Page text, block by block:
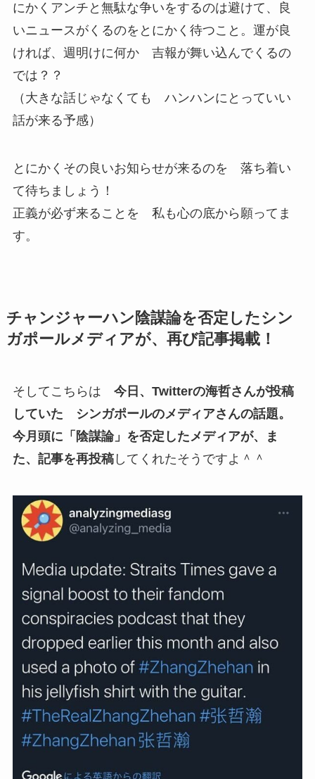
にかくアンチと無駄な争いをするのは避けて、良
いニュースがくるのをとにかく待つこと。運が良
ければ、週明けに何か 吉報が舞い込んでくるの
では？？
（大きな話じゃなくても ハンハンにとっていい
話が来る予感）
とにかくその良いお知らせが来るのを 落ち着い
て待ちましょう！
正義が必ず来ることを 私も心の底から願ってま
す。
チャンジャーハン陰謀論を否定したシン
ガポールメディアが、再び記事掲載！
そしてこちらは 今日、Twitterの海哲さんが投稿
していた シンガポールのメディアさんの話題。
今月頭に「陰謀論」を否定したメディアが、ま
た、記事を再投稿してくれたそうですよ＾＾